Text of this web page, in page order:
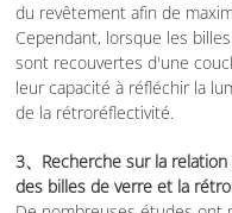
du revêtement afin de
Cependant, lorsque les
sont recouvertes d'une
leur capacité à réfléchir la
de la rétroréflectivité.
3、Recherche sur la
des billes de verre et la